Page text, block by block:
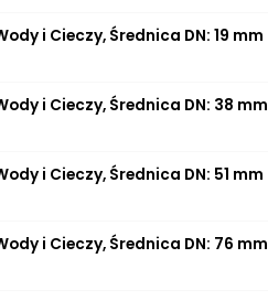
i Cieczy, Średnica DN: 19 mm
i Cieczy, Średnica DN: 38 mm
i Cieczy, Średnica DN: 51 mm
i Cieczy, Średnica DN: 76 mm